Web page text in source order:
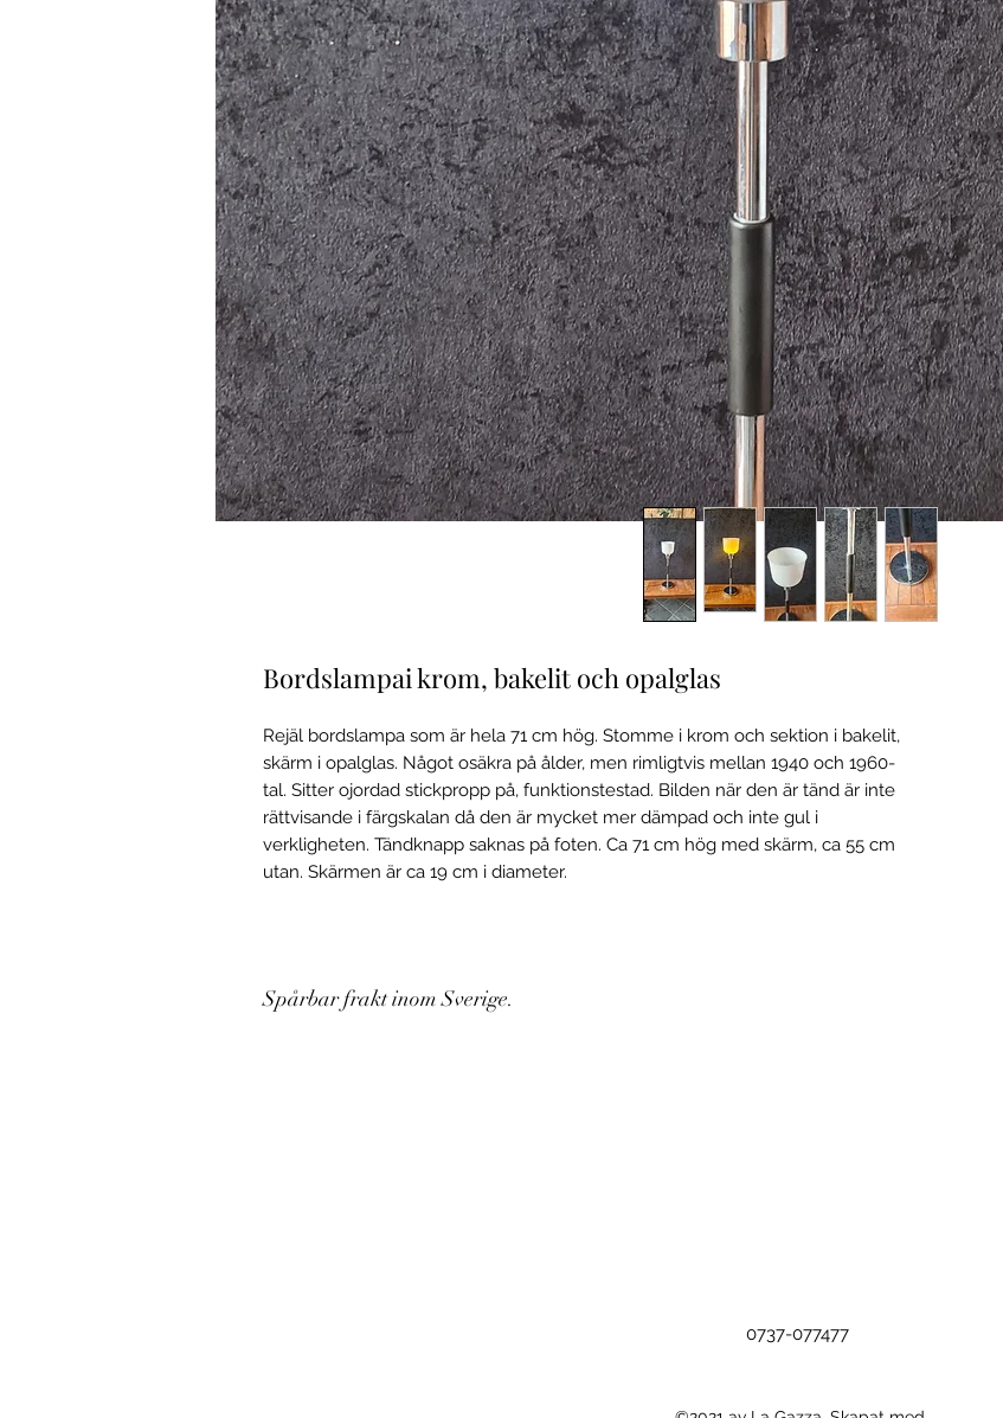
Bordslampai krom, bakelit och opalglas
Rejäl bordslampa som är hela 71 cm hög. Stomme i krom och sektion i bakelit,
skärm i opalglas. Något osäkra på ålder, men rimligtvis mellan 1940 och 1960-
tal. Sitter ojordad stickpropp på, funktionstestad. Bilden när den är tänd är inte
rättvisande i färgskalan då den är mycket mer dämpad och inte gul i
verkligheten. Tändknapp saknas på foten. Ca 71 cm hög med skärm, ca 55 cm
utan. Skärmen är ca 19 cm i diameter.
Spårbar frakt inom Sverige.
0737-077477